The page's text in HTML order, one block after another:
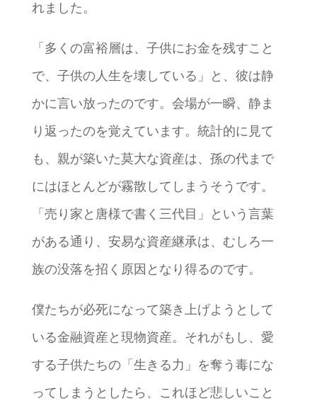
れました。
「多くの富裕層は、子供にお金を残すこと
で、子供の人生を壊している」と、彼は静
かに言い放ったのです。会場が一瞬、静ま
り返ったのを覚えています。統計的に見て
も、親が築いた莫大な資産は、孫の代まで
にはほとんどが霧散してしまうそうです。
「売り家と唐様で書く三代目」という言葉
がある通り、安易な資産継承は、むしろ一
族の没落を招く原因となり得るのです。
僕たちが必死になって築き上げようとして
いる金融資産と現物資産。それがもし、愛
する子供たちの「生きる力」を奪う毒にな
ってしまうとしたら、これほど悲しいこと